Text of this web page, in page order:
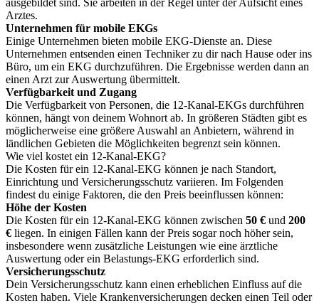
ausgebildet sind. Sie arbeiten in der Regel unter der Aufsicht eines
Arztes.
Unternehmen für mobile EKGs
Einige Unternehmen bieten mobile EKG-Dienste an. Diese
Unternehmen entsenden einen Techniker zu dir nach Hause oder ins
Büro, um ein EKG durchzuführen. Die Ergebnisse werden dann an
einen Arzt zur Auswertung übermittelt.
Verfügbarkeit und Zugang
Die Verfügbarkeit von Personen, die 12-Kanal-EKGs durchführen
können, hängt von deinem Wohnort ab. In größeren Städten gibt es
möglicherweise eine größere Auswahl an Anbietern, während in
ländlichen Gebieten die Möglichkeiten begrenzt sein können.
Wie viel kostet ein 12-Kanal-EKG?
Die Kosten für ein 12-Kanal-EKG können je nach Standort,
Einrichtung und Versicherungsschutz variieren. Im Folgenden
findest du einige Faktoren, die den Preis beeinflussen können:
Höhe der Kosten
Die Kosten für ein 12-Kanal-EKG können zwischen 50 € und 200
€ liegen. In einigen Fällen kann der Preis sogar noch höher sein,
insbesondere wenn zusätzliche Leistungen wie eine ärztliche
Auswertung oder ein Belastungs-EKG erforderlich sind.
Versicherungsschutz
Dein Versicherungsschutz kann einen erheblichen Einfluss auf die
Kosten haben. Viele Krankenversicherungen decken einen Teil oder